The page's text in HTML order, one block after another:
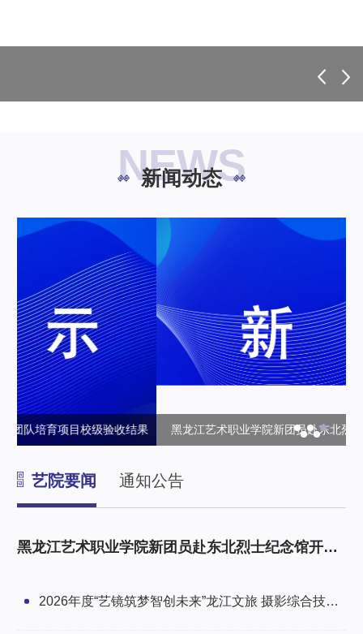
NEWS
新闻动态
黑龙江艺术职业学院新团员赴东北烈士纪念馆开展研学暨入团
艺院要闻 通知公告
黑龙江艺术职业学院新团员赴东北烈士纪念馆开展
2026年度“艺镜筑梦智创未来”龙江文旅 摄影综合技能